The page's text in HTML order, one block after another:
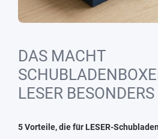
DAS MACHT
LESER BESONDERS
5 Vorteile, die für LESER-